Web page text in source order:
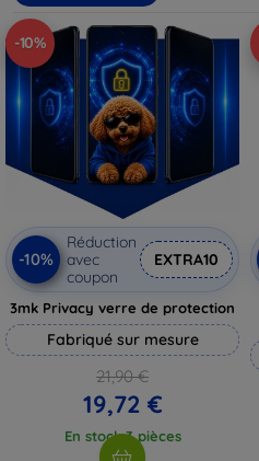
-10%
-10%
Réduction
avec
coupon
EXTRA10
3mk Privacy verre de protection
Fabriqué sur mesure
21,90 €
19,72 €
En stock 3 pièces